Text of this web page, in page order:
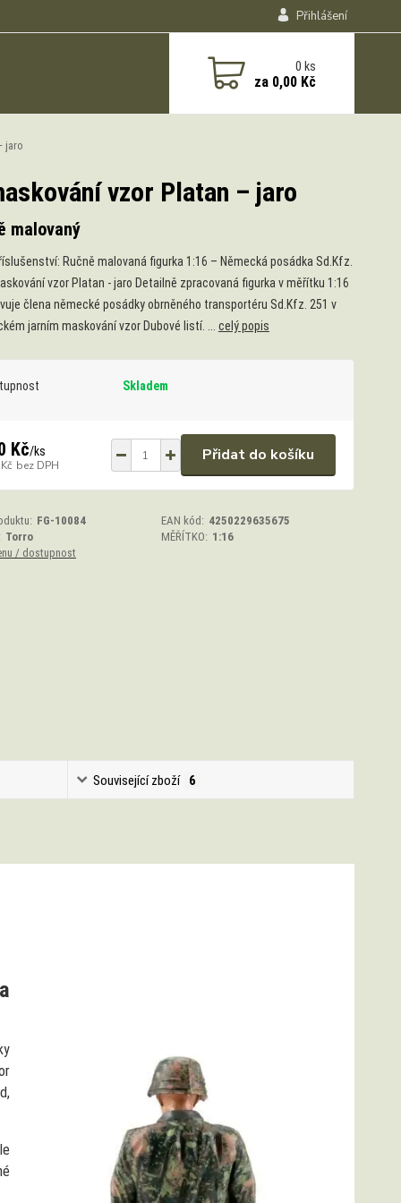
Přihlášení
0ks
za 0,00 Kč
jaro
vzor Platan – jaro
malovaný
Ručně malovaná figurka 1:16 – Německá posádka Sd.Kfz.
vzor Platan - jaro Detailně zpracovaná figurka v měřítku 1:16
člena německé posádky obrněného transportéru Sd.Kfz. 251 v
jarním maskování vzor Dubové listí. ... celý popis
Skladem
Kč/ks
bez DPH
Přidat do košíku
FG-10084 EAN kód: 4250229635675
Torro MĚŘÍTKO: 1:16
/ dostupnost
Související zboží 6